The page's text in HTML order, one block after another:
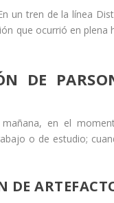
un tren de la línea
que ocurrió en
DE
en el
o de estudio;
DE